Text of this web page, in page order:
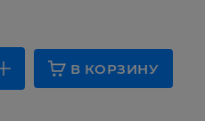
В КОРЗИНУ